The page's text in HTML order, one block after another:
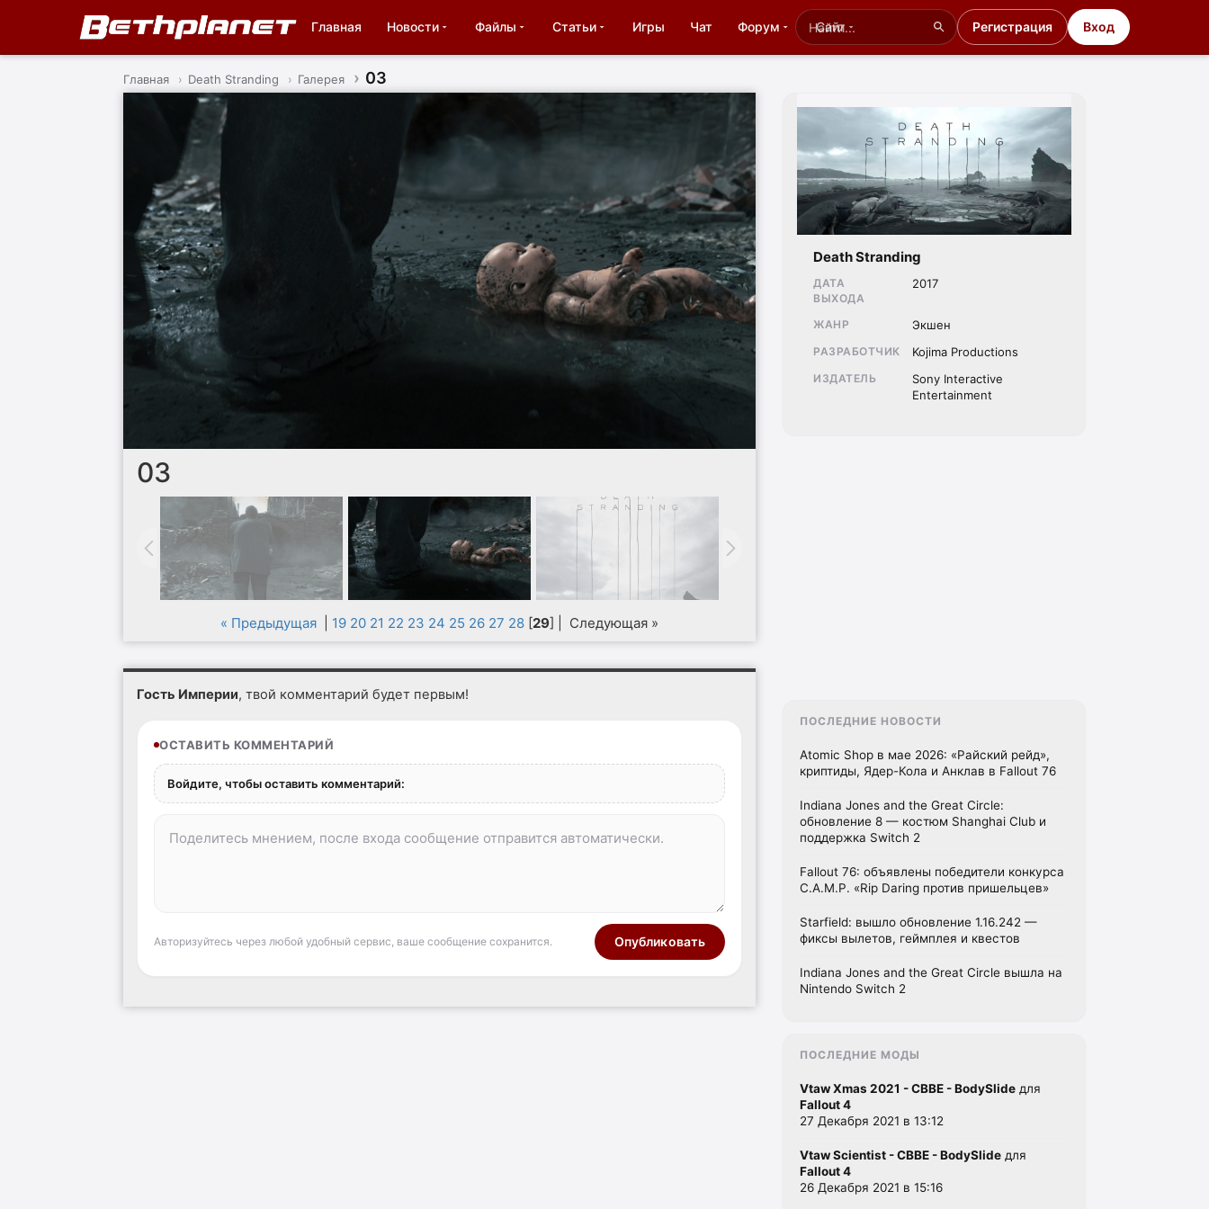
Главная Новости Файлы Статьи Игры Чат Форум Сайт Регистрация Вход
Главная Death Stranding Галерея 03
03
« Предыдущая 19 20 21 22 23 24 25 26 27 28 [29] | Следующая »
Гость Империи, твой комментарий будет первым!
ОСТАВИТЬ КОММЕНТАРИЙ
Войдите, чтобы оставить комментарий:
Авторизуйтесь через любой удобный сервис, ваше сообщение сохранится. Опубликовать
Death Stranding
ДАТА
ВЫХОДА
2017
ЖАНР Экшен
РАЗРАБОТЧИК Kojima Productions
ИЗДАТЕЛЬ
Sony Interactive
Entertainment
ПОСЛЕДНИЕ НОВОСТИ
Atomic Shop в мае 2026: «Райский рейд»,
криптиды, Ядер-Кола и Анклав в Fallout 76
Indiana Jones and the Great Circle:
обновление 8 — костюм Shanghai Club и
поддержка Switch 2
Fallout 76: объявлены победители конкурса
C.A.M.P. «Rip Daring против пришельцев»
Starfield: вышло обновление 1.16.242 —
фиксы вылетов, геймплея и квестов
Indiana Jones and the Great Circle вышла на
Nintendo Switch 2
ПОСЛЕДНИЕ МОДЫ
Vtaw Xmas 2021 - CBBE - BodySlide для
Fallout 4
27 Декабря 2021 в 13:12
Vtaw Scientist - CBBE - BodySlide для
Fallout 4
26 Декабря 2021 в 15:16